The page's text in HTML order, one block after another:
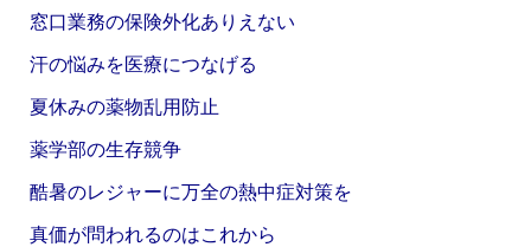
窓口業務の保険外化ありえない
汗の悩みを医療につなげる
夏休みの薬物乱用防止
薬学部の生存競争
酷暑のレジャーに万全の熱中症対策を
真価が問われるのはこれから